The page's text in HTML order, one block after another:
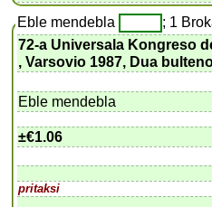
Eble mendebla ; 1
72-a Universala Kongreso
, Varsovio 1987, Dua
Eble mendebla
±€1.06
pritaksi